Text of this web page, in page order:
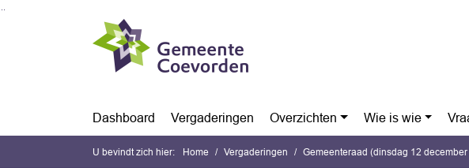
Ga naar de inhoud van deze pagina
Ga naar het zoeken
Ga naar het menu
Dashboard Vergaderingen Overzichten Wie is wie
U bevindt zich hier: Home Vergaderingen Gemeenteraad (dinsdag 12